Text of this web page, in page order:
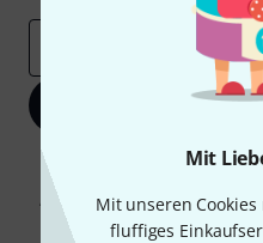
Mit
Mit unseren
fluffiges
Jetzt
Mit Klick auf „Jetzt anmelden“
Werbung und einer Messung
Abmeldung ist jederzeit möglich.
unseren